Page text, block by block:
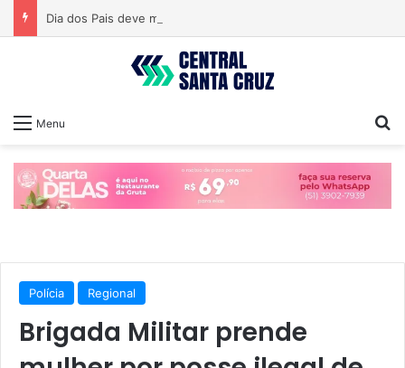
Menu
Polícia Regional
Brigada Militar prende